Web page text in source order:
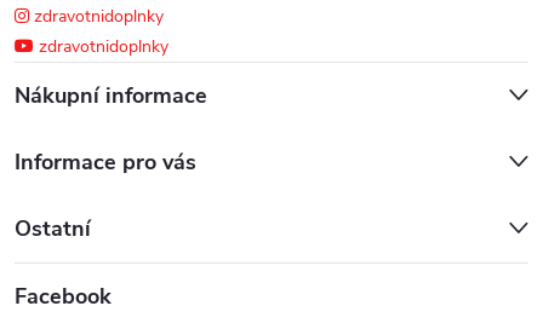
zdravotnidoplnky
zdravotnidoplnky
Nákupní informace
Informace pro vás
Ostatní
Facebook